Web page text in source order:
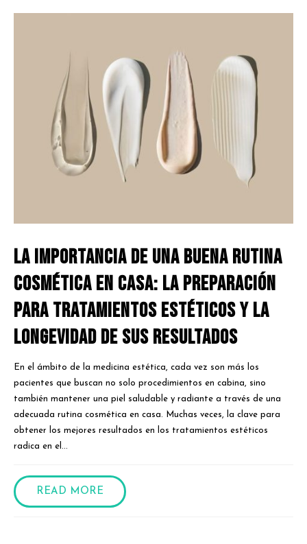
La Importancia de una Buena Rutina
Cosmética en Casa: La Preparación
para Tratamientos Estéticos y la
Longevidad de sus Resultados
En el ámbito de la medicina estética, cada vez son más los
pacientes que buscan no solo procedimientos en cabina, sino
también mantener una piel saludable y radiante a través de una
adecuada rutina cosmética en casa. Muchas veces, la clave para
obtener los mejores resultados en los tratamientos estéticos
radica en el...
READ MORE